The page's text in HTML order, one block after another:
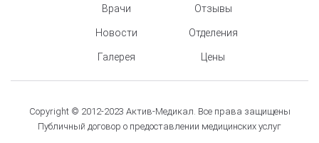
Врачи
Новости
Галерея
Отзывы
Отделения
Цены
Copyright © 2012-2023 Актив-Медикал. Все права защищены
Публичный договор о предоставлении медицинских услуг